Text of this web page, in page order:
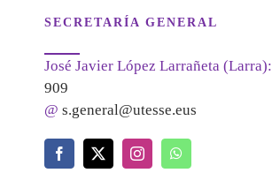
SECRETARÍA GENERAL
José Javier López Larrañeta (Larra):
909
@ s.general@utesse.eus